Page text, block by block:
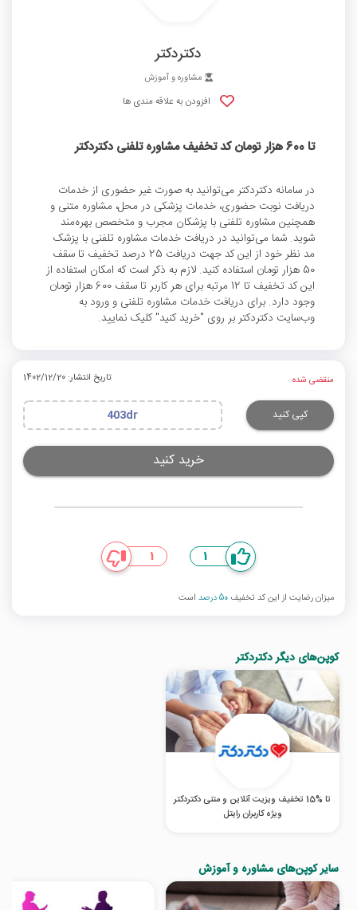
دکتردکتر
مشاوره و آموزش
افزودن به علاقه مندی ها
تا 600 هزار تومان کد تخفیف مشاوره تلفنی دکتردکتر
در سامانه دکتردکتر می‌توانید به صورت غیر حضوری از خدمات
دریافت نوبت حضوری، خدمات پزشکی در محل، مشاوره متنی و
همچنین مشاوره تلفنی با پزشکان مجرب و متخصص بهره‌مند
شوید. شما می‌توانید در دریافت خدمات مشاوره تلفنی با پزشک
مد نظر خود از این کد جهت دریافت 25 درصد تخفیف تا سقف
50 هزار تومان استفاده کنید. لازم به ذکر است که امکان استفاده از
این کد تخفیف تا 12 مرتبه برای هر کاربر تا سقف 600 هزار تومان
وجود دارد. برای دریافت خدمات مشاوره تلفنی و ورود به
وب‌سایت دکتردکتر بر روی "خرید کنید" کلیک نمایید.
منقضی شده تاریخ انتشار: 1402/12/20
کپی کنید 403dr
خرید کنید
1
1
میزان رضایت از این کد تخفیف 50 درصد است
کوپن‌های دیگر دکتردکتر
تا %15 تخفیف ویزیت آنلاین و متنی دکتردکتر
ویژه کاربران رایتل
سایر کوپن‌های مشاوره و آموزش